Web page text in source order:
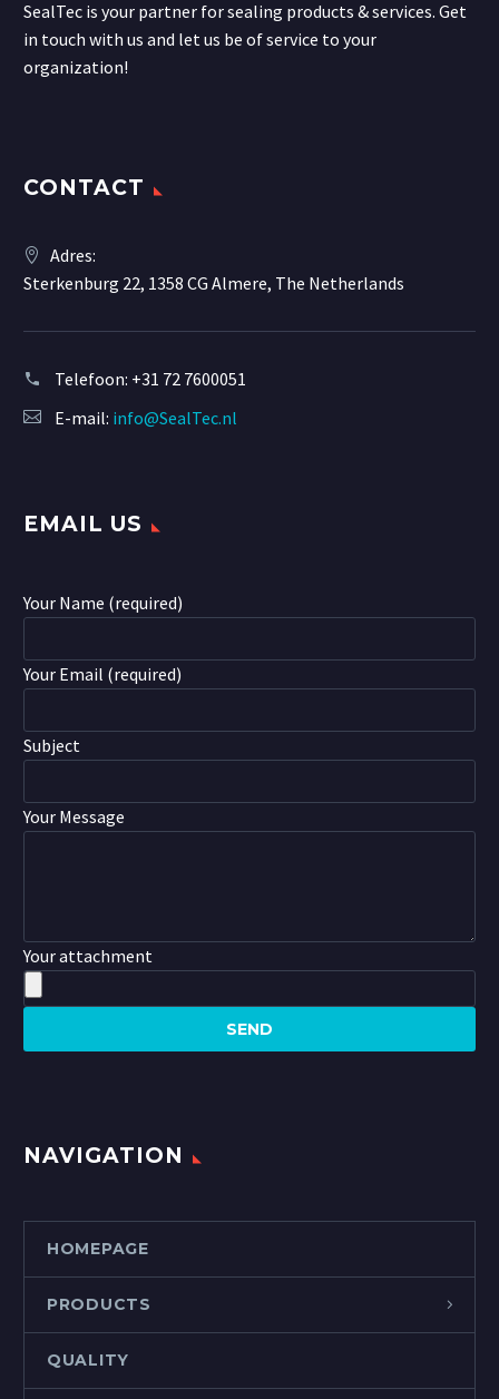
SealTec is your partner for sealing products & services. Get
in touch with us and let us be of service to your
organization!
CONTACT
Adres:
Sterkenburg 22, 1358 CG Almere, The Netherlands
Telefoon: +31 72 7600051
E-mail: info@SealTec.nl
EMAIL US
Your Name (required)
Your Email (required)
Subject
Your Message
Your attachment
NAVIGATION
HOMEPAGE
PRODUCTS
QUALITY